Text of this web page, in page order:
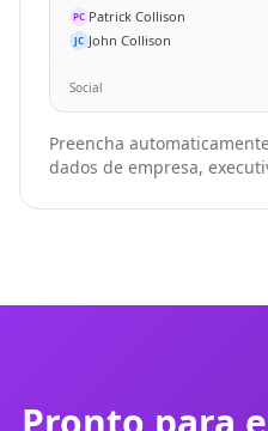
PC Patrick Collison
JC John Collison
Social
Preencha
dados de empresa,